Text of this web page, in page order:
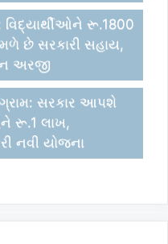
વિદ્યાર્થીઓને રૂ.1800
છે સરકારી સહાય,
અરજી
સરકાર આપશે
રૂ.1 લાખ,
નવી યોજના